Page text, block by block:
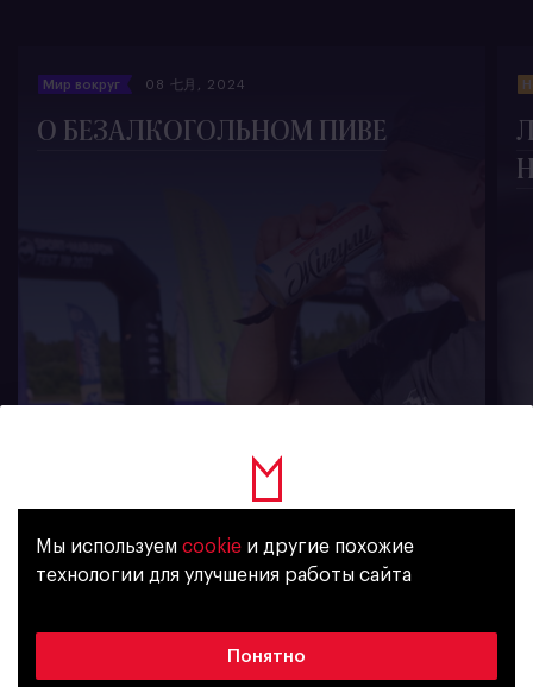
Мир вокруг 08 七月, 2024
О БЕЗАЛКОГОЛЬНОМ ПИВЕ
Уже исполнилось 18 лет?
Мы используем cookie и другие похожие
технологии для улучшения работы сайта
Понятно